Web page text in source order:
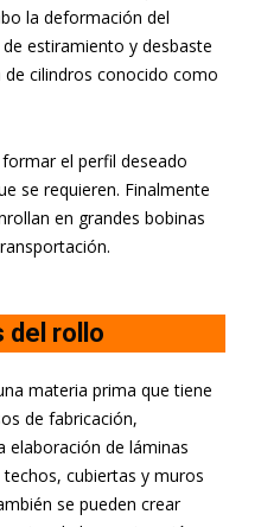
la deformación del
estiramiento y desbaste
cilindros conocido como
el perfil deseado
se requieren. Finalmente
en grandes bobinas
del rollo
materia prima que tiene
de fabricación,
elaboración de láminas
cubiertas y muros
se pueden crear